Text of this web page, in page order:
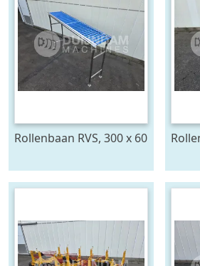
Rollenbaan RVS, 300 x 60